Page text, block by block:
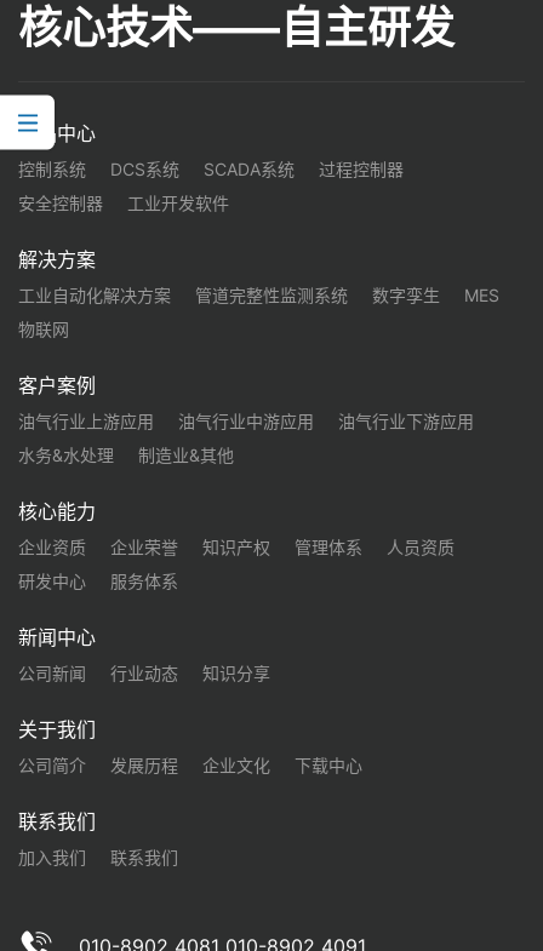
核心技术——自主研发
产品中心
控制系统 DCS系统 SCADA系统
过程控制器
安全控制器
工业开发软件
解决方案
工业自动化解决方案 管道完整性监测系统 数字孪生
MES
物联网
客户案例
油气行业上游应用 油气行业中游应用
油气行业下游应用
水务&水处理
制造业&其他
核心能力
企业资质 企业荣誉 知识产权 管理体系
人员资质
研发中心
服务体系
新闻中心
公司新闻 行业动态 知识分享
关于我们
公司简介 发展历程 企业文化 下载中心
联系我们
加入我们 联系我们